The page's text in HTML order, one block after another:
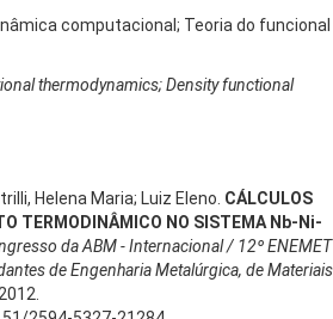
computacional; Teoria do funcional
thermodynamics; Density functional
Helena Maria; Luiz Eleno. CÁLCULOS
TERMODINÂMICO NO SISTEMA Nb-Ni-
da ABM - Internacional / 12º ENEMET
de Engenharia Metalúrgica, de Materiais